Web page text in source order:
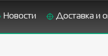
Новости Доставка и